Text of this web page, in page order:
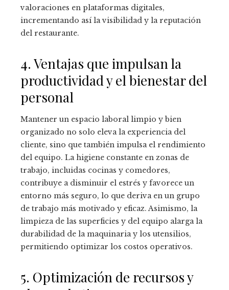
valoraciones en plataformas digitales,
incrementando así la visibilidad y la reputación
del restaurante.
4. Ventajas que impulsan la
productividad y el bienestar del
personal
Mantener un espacio laboral limpio y bien
organizado no solo eleva la experiencia del
cliente, sino que también impulsa el rendimiento
del equipo. La higiene constante en zonas de
trabajo, incluidas cocinas y comedores,
contribuye a disminuir el estrés y favorece un
entorno más seguro, lo que deriva en un grupo
de trabajo más motivado y eficaz. Asimismo, la
limpieza de las superficies y del equipo alarga la
durabilidad de la maquinaria y los utensilios,
permitiendo optimizar los costos operativos.
5. Optimización de recursos y